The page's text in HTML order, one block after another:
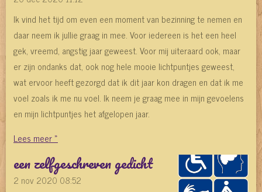
Ik vind het tijd om even een moment van bezinning te nemen en
daar neem ik jullie graag in mee. Voor iedereen is het een heel
gek, vreemd, angstig jaar geweest. Voor mij uiteraard ook, maar
er zijn ondanks dat, ook nog hele mooie lichtpuntjes geweest,
wat ervoor heeft gezorgd dat ik dit jaar kon dragen en dat ik me
voel zoals ik me nu voel. Ik neem je graag mee in mijn gevoelens
en mijn lichtpuntjes het afgelopen jaar.
Lees meer »
een zelfgeschreven gedicht
2 nov 2020 08:52